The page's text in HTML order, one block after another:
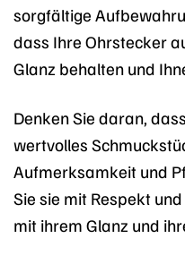
sorgfältige
dass Ihre Ohrstecker
Glanz behalten und
Denken Sie daran,
wertvolles
Aufmerksamkeit und
Sie sie mit Respekt
mit ihrem Glanz und